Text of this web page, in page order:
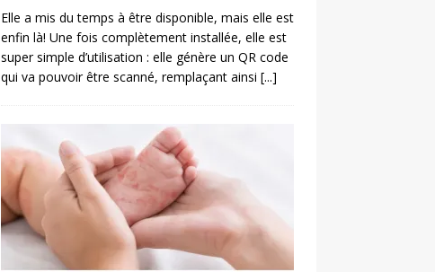
Elle a mis du temps à être disponible, mais elle est
enfin là! Une fois complètement installée, elle est
super simple d’utilisation : elle génère un QR code
qui va pouvoir être scanné, remplaçant ainsi [...]